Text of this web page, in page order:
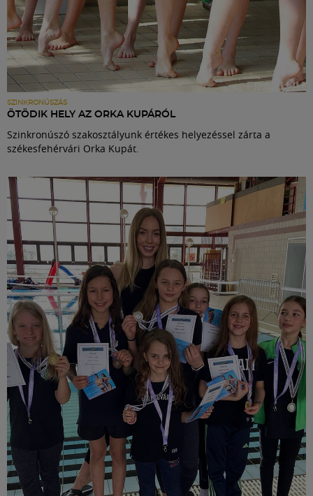
SZINKRONÚSZÁS
ÖTÖDIK HELY AZ ORKA KUPÁRÓL
Szinkronúszó szakosztályunk értékes helyezéssel zárta a
székesfehérvári Orka Kupát.
Klub
Szolgáltatások
Shop
Közösség
Múzeum
English